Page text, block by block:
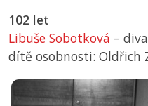
102 let
Libuše Sobotková –
dítě osobnosti: Oldřich